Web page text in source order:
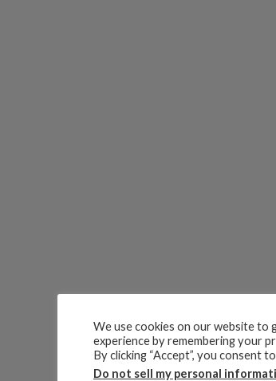
We use cookies on our website to
experience by remembering your
By clicking “Accept”, you consent
Do not sell my personal